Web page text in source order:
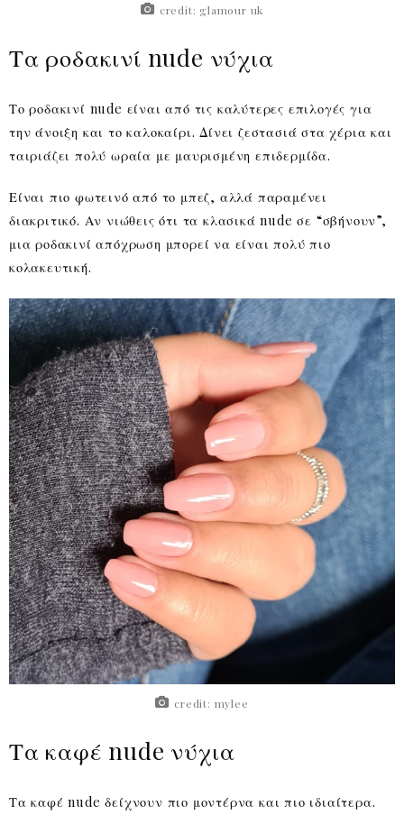
credit: glamour uk
Τα ροδακινί nude νύχια
Το ροδακινί nude είναι από τις καλύτερες επιλογές για
την άνοιξη και το καλοκαίρι. Δίνει ζεστασιά στα χέρια και
ταιριάζει πολύ ωραία με μαυρισμένη επιδερμίδα.
Είναι πιο φωτεινό από το μπεζ, αλλά παραμένει
διακριτικό. Αν νιώθεις ότι τα κλασικά nude σε “σβήνουν”,
μια ροδακινί απόχρωση μπορεί να είναι πολύ πιο
κολακευτική.
credit: mylee
Τα καφέ nude νύχια
Τα καφέ nude δείχνουν πιο μοντέρνα και πιο ιδιαίτερα.